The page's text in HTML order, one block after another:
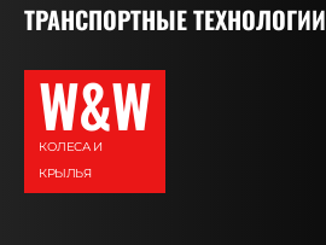
ТРАНСПОРТНЫЕ ТЕХНОЛОГИИ
W&W
КОЛЕСА И
КРЫЛЬЯ